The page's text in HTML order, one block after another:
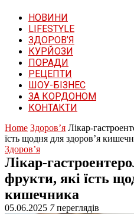
НОВИНИ
LIFESTYLE
ЗДОРОВ’Я
КУРЙОЗИ
ПОРАДИ
РЕЦЕПТИ
ШОУ-БІЗНЕС
ЗА КОРДОНОМ
КОНТАКТИ
Home Здоров’я Лікар-
їсть щодня для здоров’я
Здоров’я
Лікар-
фрукти, які їсть
кишечника
05.06.2025 7переглядів